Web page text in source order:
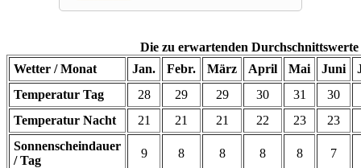
Die zu erwartenden
Wetter / Monat
Jan. Febr. März April Mai Juni
Temperatur Tag
28 29 29 30 31 30
Temperatur Nacht
21 21 21 22 23 23
Sonnenscheindauer
/ Tag
9 8 8 8 8 7